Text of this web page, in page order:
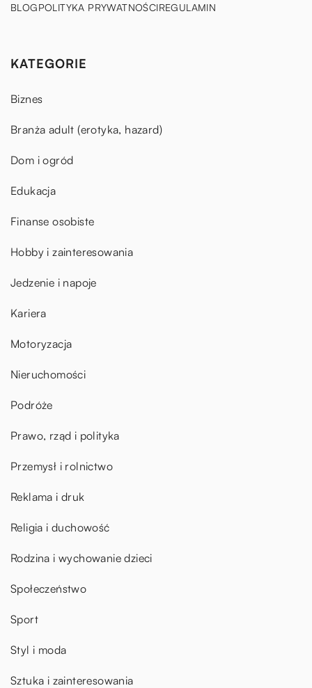
BLOGPOLITYKA PRYWATNOŚCIREGULAMIN
KATEGORIE
Biznes
Branża adult (erotyka, hazard)
Dom i ogród
Edukacja
Finanse osobiste
Hobby i zainteresowania
Jedzenie i napoje
Kariera
Motoryzacja
Nieruchomości
Podróże
Prawo, rząd i polityka
Przemysł i rolnictwo
Reklama i druk
Religia i duchowość
Rodzina i wychowanie dzieci
Społeczeństwo
Sport
Styl i moda
Sztuka i zainteresowania